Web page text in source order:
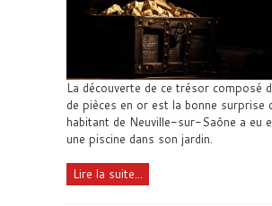
La découverte de ce trésor composé
de pièces en or est la bonne surprise
habitant de Neuville-sur-Saône a eu
une piscine dans son jardin.
Lire la suite...